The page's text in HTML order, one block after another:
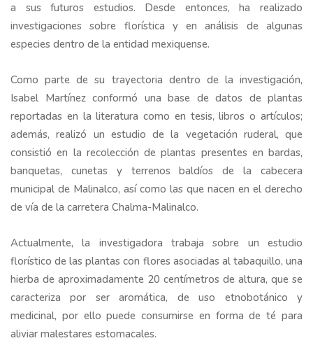
a sus futuros estudios. Desde entonces, ha realizado
investigaciones sobre florística y en análisis de algunas
especies dentro de la entidad mexiquense.
Como parte de su trayectoria dentro de la investigación,
Isabel Martínez conformó una base de datos de plantas
reportadas en la literatura como en tesis, libros o artículos;
además, realizó un estudio de la vegetación ruderal, que
consistió en la recolección de plantas presentes en bardas,
banquetas, cunetas y terrenos baldíos de la cabecera
municipal de Malinalco, así como las que nacen en el derecho
de vía de la carretera Chalma-Malinalco.
Actualmente, la investigadora trabaja sobre un estudio
florístico de las plantas con flores asociadas al tabaquillo, una
hierba de aproximadamente 20 centímetros de altura, que se
caracteriza por ser aromática, de uso etnobotánico y
medicinal, por ello puede consumirse en forma de té para
aliviar malestares estomacales.